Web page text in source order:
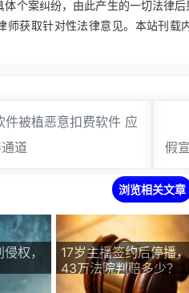
体个案纠纷，由此产生的一切法律
师获取针对性法律意见。本站刊载
件被植恶意扣费软件 应
道
假
浏览相关文章
权，
17岁主播签约后停播
43万法院判赔多少？